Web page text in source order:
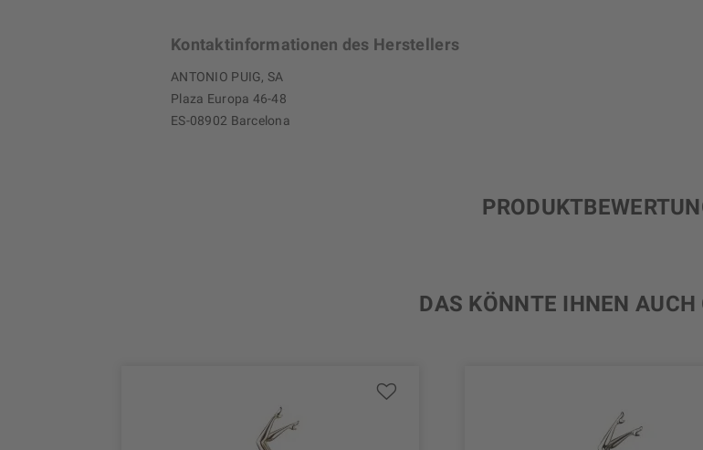
Kontaktinformationen des Herstellers
ANTONIO PUIG, SA
Plaza Europa 46-48
ES-08902 Barcelona
DAS KÖNNTE IHNEN AUCH